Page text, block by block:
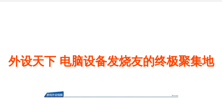
外设天下 电脑设备发烧友的终极聚集地